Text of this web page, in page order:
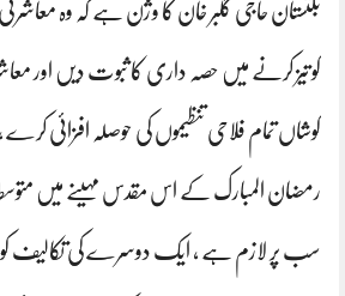
بلتستان حاجی گلبر خان کا وژن ہے کہ وہ
کو تیز کرنے میں حصہ داری کا ثبوت دیں اور
کوشاں تمام فلاحی تنظیموں کی حوصلہ افزائی کرے
رمضان المبارک کے اس مقدس مہینے میں متوسط
سب پر لازم ہے ، ایک دوسرے کی تکالیف کو